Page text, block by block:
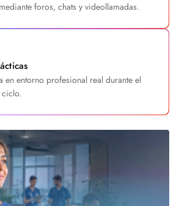
foros, chats y videollamadas.
en entorno profesional real durante el